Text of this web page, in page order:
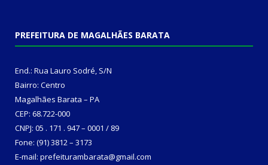
PREFEITURA DE MAGALHÃES BARATA
End.: Rua Lauro Sodré, S/N
Bairro: Centro
Magalhães Barata – PA
CEP: 68.722-000
CNPJ: 05 . 171 . 947 – 0001 / 89
Fone: (91) 3812 – 3173
E-mail: prefeiturambarata@gmail.com